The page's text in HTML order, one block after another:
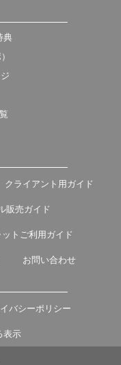
典
クライアント用ガイド
販売ガイド
トご利用ガイド
お問い合わせ
バシーポリシー
表示